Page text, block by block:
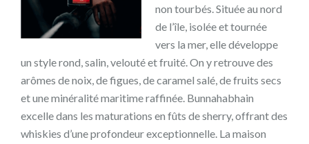
non tourbés. Située au nord
de l’île, isolée et tournée
vers la mer, elle développe
un style rond, salin, velouté et fruité. On y retrouve des
arômes de noix, de figues, de caramel salé, de fruits secs
et une minéralité maritime raffinée. Bunnahabhain
excelle dans les maturations en fûts de sherry, offrant des
whiskies d’une profondeur exceptionnelle. La maison